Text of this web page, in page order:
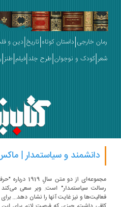
خارجی داستان کوتاه تاریخ دین و فلسفه
کودک و نوجوان طرح جلد فیلم طنز ریشه‌ها
دانشمند و سیاستمدار | ماکس وبر
مجموعه‌ای از دو متن سالِ 1919
سیاستمدار" است. وبر سعی می‌کند که
و نیز غایت آنها را نشان دهد... برای